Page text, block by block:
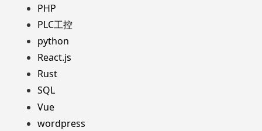
PHP
PLC工控
python
React.js
Rust
SQL
Vue
wordpress